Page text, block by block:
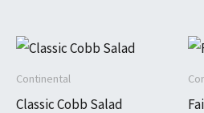
Continental
Classic Cobb Salad